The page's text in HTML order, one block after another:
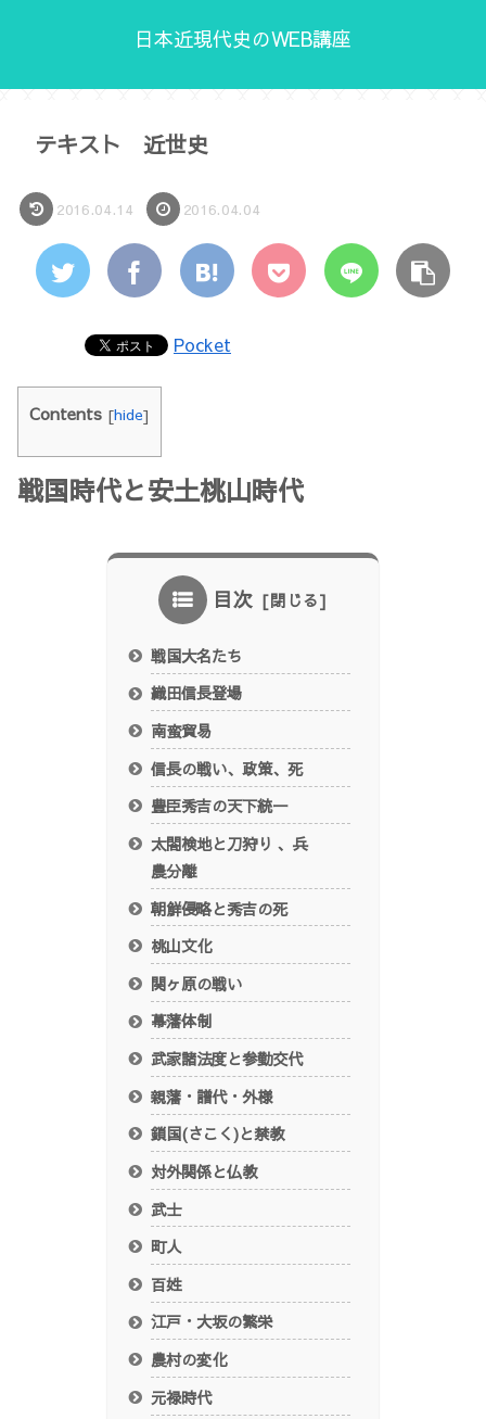
日本近現代史のWEB講座
テキスト 近世史
2016.04.14 2016.04.04
Pocket
Contents [hide]
戦国時代と安土桃山時代
目次
戦国大名たち
織田信長登場
南蛮貿易
信長の戦い、政策、死
豊臣秀吉の天下統一
太閤検地と刀狩り 、兵
農分離
朝鮮侵略と秀吉の死
桃山文化
関ヶ原の戦い
幕藩体制
武家諸法度と参勤交代
親藩・譜代・外様
鎖国(さこく)と禁教
対外関係と仏教
武士
町人
百姓
江戸・大坂の繁栄
農村の変化
元禄時代